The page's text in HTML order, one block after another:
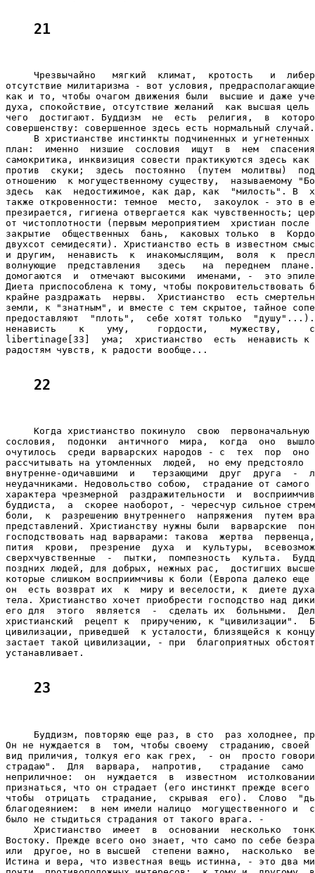
21
Чрезвычайно   мягкий  климат,  кротость   и
отсутствие милитаризма - вот условия,
как и то, чтобы очагом движения были  высшие и даже
духа, спокойствие, отсутствие желаний  как высшая
чего  достигают. Буддизм  не  есть  религия,  в
совершенству: совершенное здесь есть нормальный
В христианстве инстинкты подчиненных и угнетенных
план:  именно  низшие  сословия  ищут  в  нем
самокритика, инквизиция совести практикуются здесь
против  скуки;  здесь  постоянно  (путем  молитвы)
отношению  к могущественному существу,  называемому
здесь  как  недостижимое, как дар, как  "милость". В
также откровенности: темное  место,  закоулок - это в
презирается, гигиена отвергается как чувственность;
от чистоплотности (первым мероприятием  христиан
закрытие  общественных  бань,  каковых только  в
двухсот семидесяти). Христианство есть в известном
и другим,  ненависть  к  инакомыслящим,  воля  к
волнующие  представления   здесь   на  переднем
домогаются  и  отмечают высокими  именами, -  это
Диета приспособлена к тому, чтобы покровительствовать
крайне раздражать  нервы.  Христианство  есть
земли, к "знатным", и вместе с тем скрытое, тайное
предоставляют  "плоть",  себе хотят только
ненависть    к    уму,     гордости,    мужеству,
libertinage[33]  ума;  христианство  есть  ненависть к
радостям чувств, к радости вообще...
22
Когда христианство покинуло  свою  первоначальную
сословия,  подонки  античного  мира,  когда  оно
очутилось  среди варварских народов - с  тех  пор
рассчитывать на утомленных  людей,  но ему
внутренне-одичавшими  и   терзающими  друг  друга  -
неудачниками. Недовольство собою,  страдание от
характера чрезмерной  раздражительности  и
буддиста,  а  скорее наоборот, - чересчур сильное
боли,  к  разрешению внутреннего  напряжения  путем
представлений. Христианству нужны были  варварские
господствовать над варварами: такова  жертва
пития  крови,  презрение  духа  и  культуры,
сверхчувственные  -  пытки,  помпезность  культа.
поздних людей, для добрых, нежных рас,  достигших
которые слишком восприимчивы к боли (Европа далеко
он  есть возврат их  к  миру и веселости, к  диете
тела. Христианство хочет приобрести господство над
его для  этого  является  -  сделать их  больными.
христианский  рецепт к  приручению, к "цивилизации".
цивилизации, приведшей  к усталости, близящейся к
застает такой цивилизации, - при  благоприятных
устанавливает.
23
Буддизм, повторяю еще раз, в сто  раз холоднее,
Он не нуждается в  том, чтобы своему  страданию, своей
вид приличия, толкуя его как грех,  - он  просто
страдаю".  Для  варвара,  напротив,   страдание  само
неприличное:  он  нуждается  в  известном
признаться, что он страдает (его инстинкт прежде
чтобы  отрицать  страдание,  скрывая  его).  Слово
благодеянием:  в нем имели налицо  могущественного и
было не стыдиться страдания от такого врага. -
Христианство  имеет  в  основании  несколько
Востоку. Прежде всего оно знает, что само по себе
или  другое, но в высшей  степени важно,  насколько
Истина и вера, что известная вещь истинна, - это два